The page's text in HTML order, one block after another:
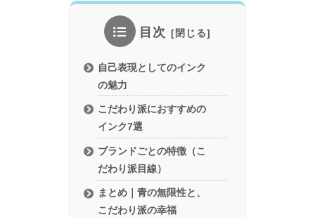
目次
自己表現としてのインク
の魅力
こだわり派におすすめの
インク7選
ブランドごとの特徴（こ
だわり派目線）
まとめ｜青の無限性と、
こだわり派の幸福